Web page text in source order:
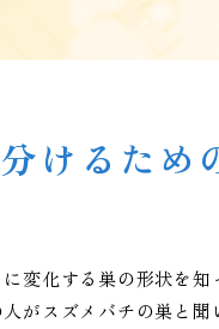
けるため
変化する巣の形状を
がスズメバチの巣と